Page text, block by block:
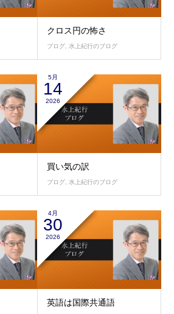
クロス円の怖さ
ブログ 水上紀行のブログ
5月
14
2026
買い気の訳
ブログ 水上紀行のブログ
4月
30
2026
英語は国際共通語